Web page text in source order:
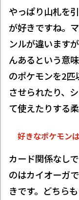
やっぱり山札を
が好きですね。
ンルが違います
んあるという意
のポケモンを2匹
させられたり、
て使えたりする
好きなポケモン
カード関係なし
のはカイオーガ
きです。どちら